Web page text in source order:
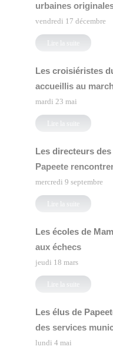
urbaines
vendredi 17 décembre
Lire la suite
Les croisiéristes
accueillis au
mardi 23 mai
Lire la suite
Les directeurs
Papeete
mercredi 9 septembre
Lire la suite
Les écoles de
aux échecs
jeudi 18 mars
Lire la suite
Les élus de
des services
lundi 4 mai